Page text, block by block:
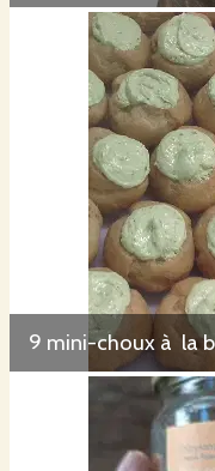
9 mini-choux à la